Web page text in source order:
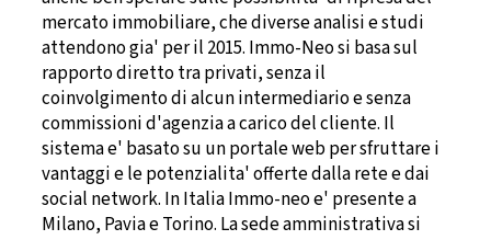
mercato immobiliare, che diverse analisi e studi
attendono gia' per il 2015. Immo-Neo si basa sul
rapporto diretto tra privati, senza il
coinvolgimento di alcun intermediario e senza
commissioni d'agenzia a carico del cliente. Il
sistema e' basato su un portale web per sfruttare i
vantaggi e le potenzialita' offerte dalla rete e dai
social network. In Italia Immo-neo e' presente a
Milano, Pavia e Torino. La sede amministrativa si